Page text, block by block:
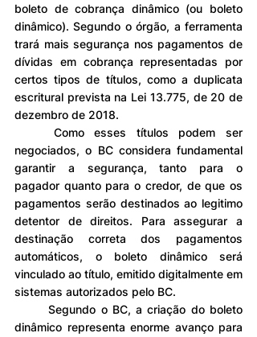
boleto de cobrança dinâmico (ou boleto
dinâmico). Segundo o órgão, a ferramenta
trará mais segurança nos pagamentos de
dívidas em cobrança representadas por
certos tipos de títulos, como a duplicata
escritural prevista na Lei 13.775, de 20 de
dezembro de 2018.
negociados, o BC considera fundamental
garantir a segurança, tanto para o
pagador quanto para o credor, de que os
pagamentos serão destinados ao legitimo
detentor de direitos. Para assegurar a
destinação correta dos pagamentos
automáticos, o boleto dinâmico será
vinculado ao título, emitido digitalmente em
sistemas autorizados pelo BC.
	Segundo o BC, a criação do boleto
dinâmico representa enorme avanço para